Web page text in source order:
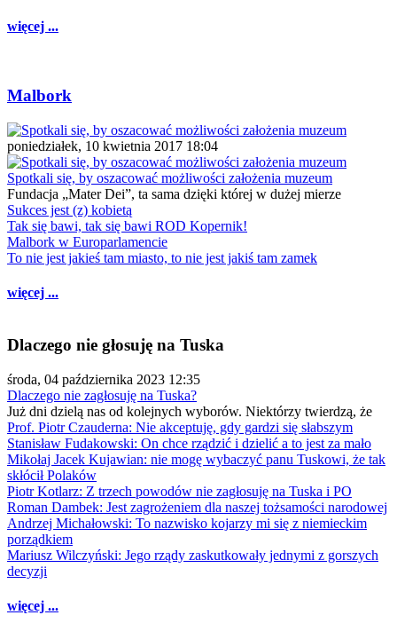
więcej ...
Malbork
poniedziałek, 10 kwietnia 2017 18:04
Spotkali się, by oszacować możliwości założenia muzeum
Fundacja „Mater Dei”, ta sama dzięki której w dużej mierze
Sukces jest (z) kobietą
Tak się bawi, tak się bawi ROD Kopernik!
Malbork w Europarlamencie
To nie jest jakieś tam miasto, to nie jest jakiś tam zamek
więcej ...
Dlaczego nie głosuję na Tuska
środa, 04 października 2023 12:35
Dlaczego nie zagłosuję na Tuska?
Już dni dzielą nas od kolejnych wyborów. Niektórzy twierdzą, że
Prof. Piotr Czauderna: Nie akceptuję, gdy gardzi się słabszym
Stanisław Fudakowski: On chce rządzić i dzielić a to jest za mało
Mikołaj Jacek Kujawian: nie mogę wybaczyć panu Tuskowi, że tak
skłócił Polaków
Piotr Kotlarz: Z trzech powodów nie zagłosuję na Tuska i PO
Roman Dambek: Jest zagrożeniem dla naszej tożsamości narodowej
Andrzej Michałowski: To nazwisko kojarzy mi się z niemieckim
porządkiem
Mariusz Wilczyński: Jego rządy zaskutkowały jednymi z gorszych
decyzji
więcej ...